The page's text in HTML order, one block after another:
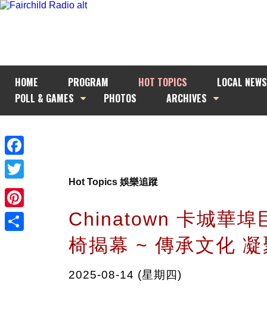
HOME PROGRAM HOT TOPICS
LOCAL NEWS
POLL & GAMES
PHOTOS ARCHIVES
Facebook
Twitter
Pinterest
Hot Topics 娛樂追蹤
Chinatown 卡城華埠
椅揭幕 ~ 傳承文化
2025-08-14 (星期四)